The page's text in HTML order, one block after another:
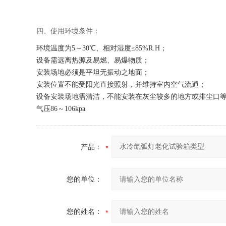
四、 使用环境条件：
环境温度为5～30℃、相对湿度≤85%R.H；
设备需远离热源及易燃、易爆物质；
安装场地必须是平坦无振动之地面；
安装位置不能受阳光直接照射，并维持室内空气流通；
设备安装场地需清洁，不能安装在灰尘较多的地方或排尘口
气压86～106kpa
产品：
您的单位：
您的姓名：